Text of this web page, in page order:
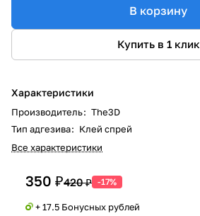
В корзину
Купить в 1 клик
Характеристики
Производитель: The3D
Тип адгезива: Клей спрей
Все характеристики
350 ₽420 ₽ -17%
+ 17.5 Бонусных рублей